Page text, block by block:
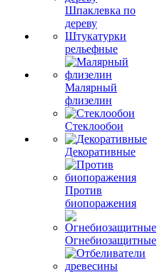
Шпаклевка по
дереву
Штукатурки
рельефные
Малярный
флизелин
Стеклообои
Декоративные
Против
биопоражения
Огнебиозащитные